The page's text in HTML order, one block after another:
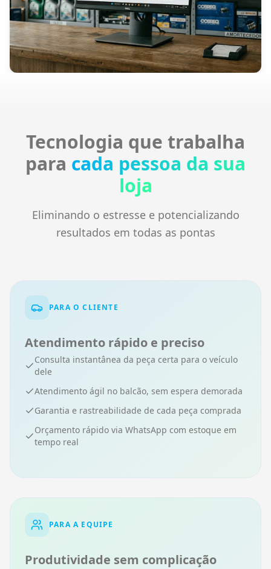
Tecnologia que trabalha
para cada pessoa da sua
loja
Eliminando o estresse e potencializando
resultados em todas as pontas
PARA O CLIENTE
Atendimento rápido e preciso
Consulta instantânea da peça certa para o veículo
dele
Atendimento ágil no balcão, sem espera demorada
Garantia e rastreabilidade de cada peça comprada
Orçamento rápido via WhatsApp com estoque em
tempo real
PARA A EQUIPE
Produtividade sem complicação